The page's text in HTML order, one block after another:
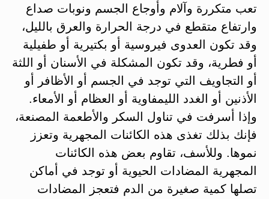
تعب متكررة وآلام وأوجاع الجسم ونوبات صداع
وارتفاع متقطع في درجة الحرارة والعرق بالليل،
وقد تكون العدوى فيروسية أو بكتيرية أو طفيلية
أو فطرية، وقد تكون المشكلة في الأسنان أو اللثة
أو التجاويف التي توجد في الجسم أو الأظافر أو
الأذنين أو الغدد الليمفاوية أو العظام أو الأمعاء.
وإذا أسرفت في تناول السكر والأطعمة المصنعة،
فإنك بذلك تغذى هذه الكائنات المجهرية وتعزز
نموها. وللأسف، تقاوم بعض هذه الكائنات
المجهرية المضادات الحيوية أو توجد في أماكن
تصلها كمية صغيرة من الدم فتعجز المضادات